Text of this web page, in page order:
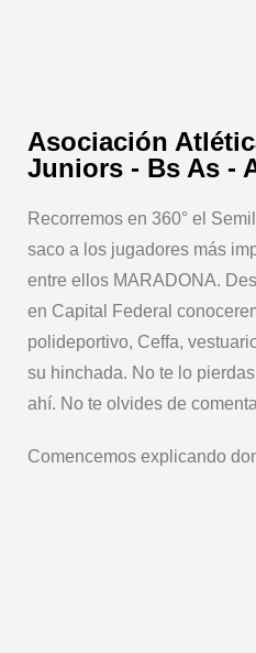
Asociación
Juniors - Bs As -
Recorremos en 360° el
saco a los jugadores más
entre ellos MARADONA.
en Capital Federal
polideportivo, Ceffa,
su hinchada. No te lo
ahí. No te olvides de
Comencemos explicando